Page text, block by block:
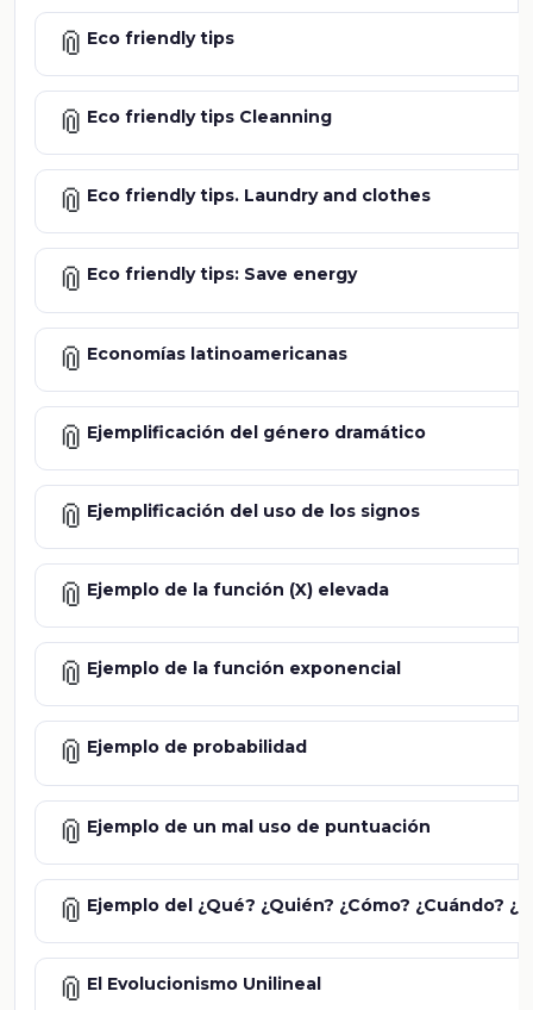
📎 Eco friendly tips
📎 Eco friendly tips Cleanning
📎 Eco friendly tips. Laundry and clothes
📎 Eco friendly tips: Save energy
📎 Economías latinoamericanas
📎 Ejemplificación del género dramático
📎 Ejemplificación del uso de los signos
📎 Ejemplo de la función (X) elevada
📎 Ejemplo de la función exponencial
📎 Ejemplo de probabilidad
📎 Ejemplo de un mal uso de puntuación
📎 Ejemplo del ¿Qué? ¿Quién? ¿Cómo? ¿Cuándo?
📎 El Evolucionismo Unilineal